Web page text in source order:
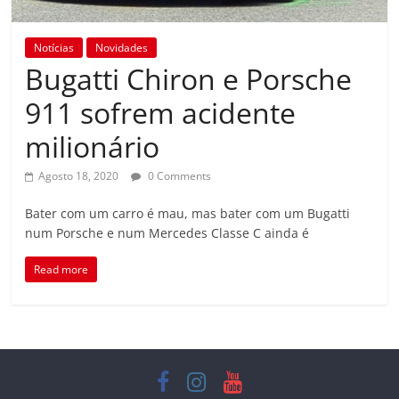
Notícias Novidades
Bugatti Chiron e Porsche
911 sofrem acidente
milionário
Agosto 18, 2020 0 Comments
Bater com um carro é mau, mas bater com um Bugatti
num Porsche e num Mercedes Classe C ainda é
Read more